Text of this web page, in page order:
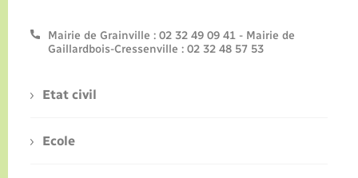
Mairie de Grainville : 02 32 49 09 41 - Mairie de
Gaillardbois-Cressenville : 02 32 48 57 53
Etat civil
Ecole